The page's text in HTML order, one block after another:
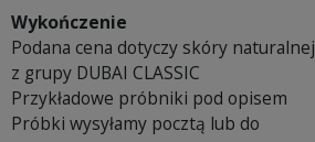
Wykończenie
Podana cena dotyczy skóry naturalnej
z grupy DUBAI CLASSIC
Przykładowe próbniki pod opisem
Próbki wysyłamy pocztą lub do